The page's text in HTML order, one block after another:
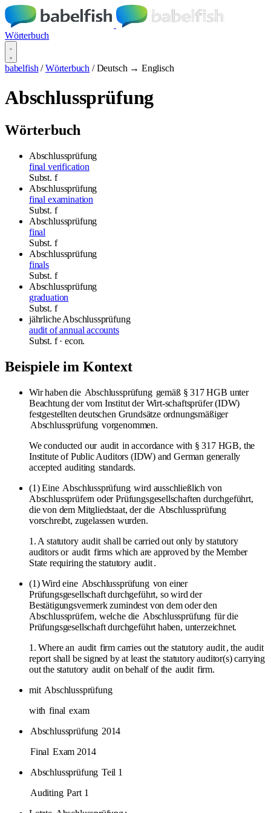
Wörterbuch
babelfish / Wörterbuch / Deutsch → Englisch
Abschlussprüfung
Wörterbuch
Abschlussprüfung
final verification
Subst. f
Abschlussprüfung
final examination
Subst. f
Abschlussprüfung
final
Subst. f
Abschlussprüfung
finals
Subst. f
Abschlussprüfung
graduation
Subst. f
jährliche Abschlussprüfung
audit of annual accounts
Subst. f· econ.
Beispiele im Kontext
Wir haben die Abschlussprüfung gemäß § 317 HGB unter
Beachtung der vom Institut der Wirt-schaftsprüfer (IDW)
festgestellten deutschen Grundsätze ordnungsmäßiger
Abschlussprüfung vorgenommen.
We conducted our audit in accordance with § 317 HGB, the
Institute of Public Auditors (IDW) and German generally
accepted auditing standards.
(1) Eine Abschlussprüfung wird ausschließlich von
Abschlussprüfern oder Prüfungsgesellschaften durchgeführt,
die von dem Mitgliedstaat, der die Abschlussprüfung
vorschreibt, zugelassen wurden.
1. A statutory audit shall be carried out only by statutory
auditors or audit firms which are approved by the Member
State requiring the statutory audit.
(1) Wird eine Abschlussprüfung von einer
Prüfungsgesellschaft durchgeführt, so wird der
Bestätigungsvermerk zumindest von dem oder den
Abschlussprüfern, welche die Abschlussprüfung für die
Prüfungsgesellschaft durchgeführt haben, unterzeichnet.
1. Where an audit firm carries out the statutory audit , the audit
report shall be signed by at least the statutory auditor(s) carrying
out the statutory audit on behalf of the audit firm.
mit Abschlussprüfung
with final exam
Abschlussprüfung 2014
Final Exam 2014
Abschlussprüfung Teil 1
Auditing Part 1